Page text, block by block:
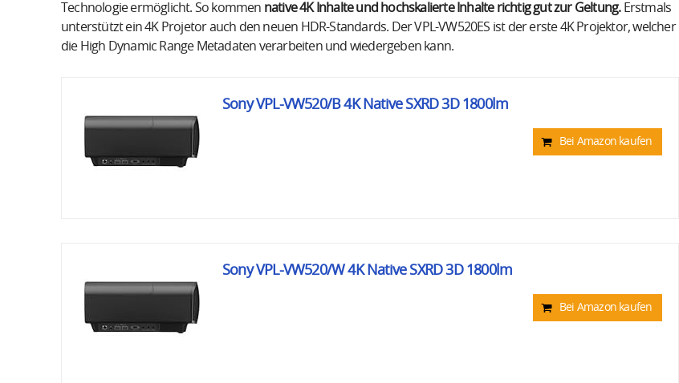
Technologie ermöglicht. So kommen native 4K Inhalte und hochskalierte Inhalte richtig gut zur Geltung.Erstmals
unterstützt ein 4K Projetor auch den neuen HDR-Standards. Der VPL-VW520ES ist der erste 4K Projektor, welcher
die High Dynamic Range Metadaten verarbeiten und wiedergeben kann.
Sony VPL-VW520/B 4K Native SXRD 3D 1800lm
Bei Amazon kaufen
Sony VPL-VW520/W 4K Native SXRD 3D 1800lm
Bei Amazon kaufen